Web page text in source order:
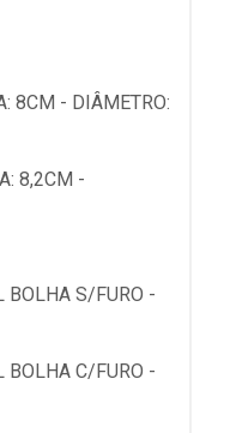
8CM - DIÂMETRO:
8,2CM -
BOLHA S/FURO -
BOLHA C/FURO -